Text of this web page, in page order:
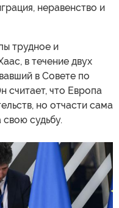
неравенство и
трудное и
в течение двух
в Совете по
что Европа
но отчасти сама
свою судьбу.